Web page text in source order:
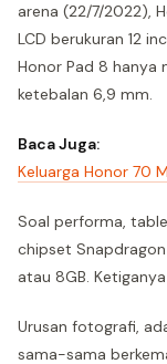
arena (22/7/2022),
LCD berukuran 12
Honor Pad 8 hanya
ketebalan 6,9 mm.
Baca Juga:
Keluarga Honor 70
Soal performa,
chipset
atau 8GB.
Urusan fotografi,
sama-sama